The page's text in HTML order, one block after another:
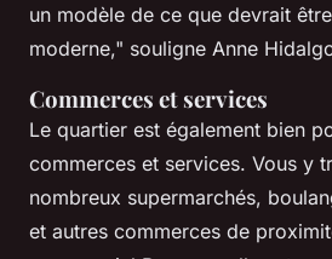
un modèle de ce que devrait
moderne," souligne Anne
Commerces et services
Le quartier est également bien
commerces et services. Vous y
nombreux supermarchés,
et autres commerces de